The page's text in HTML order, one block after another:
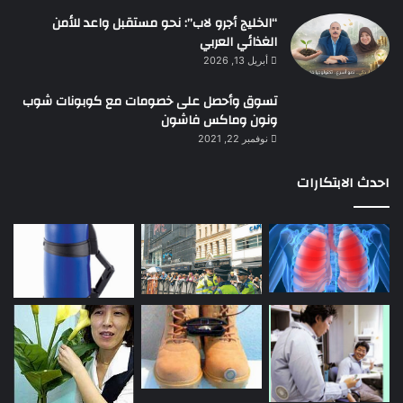
“الخليج أجرو لاب”: نحو مستقبل واعد للأمن
الغذائي العربي
أبريل 13, 2026
تسوق وأحصل على خصومات مع كوبونات شوب
ونون وماكس فاشون
نوفمبر 22, 2021
احدث الابتكارات